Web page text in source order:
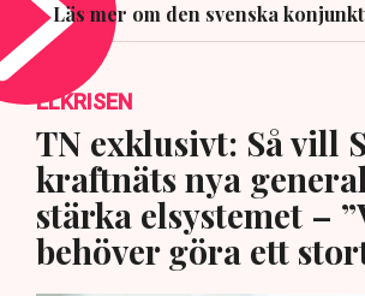
Läs mer om den svenska
ELKRISEN
TN exklusivt: Så vill
kraftnäts nya
stärka elsystemet –
behöver göra ett